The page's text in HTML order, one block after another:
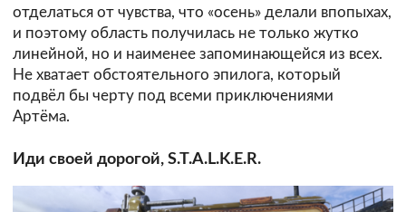
отделаться от чувства, что «осень» делали впопыхах,
и поэтому область получилась не только жутко
линейной, но и наименее запоминающейся из всех.
Не хватает обстоятельного эпилога, который
подвёл бы черту под всеми приключениями
Артёма.
Иди своей дорогой, S.T.A.L.K.E.R.